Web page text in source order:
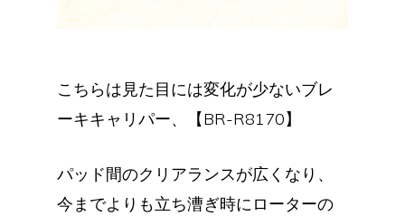
こちらは見た目には変化が少ないブレ
ーキキャリパー、【BR-R8170】
パッド間のクリアランスが広くなり、
今までよりも立ち漕ぎ時にローターの